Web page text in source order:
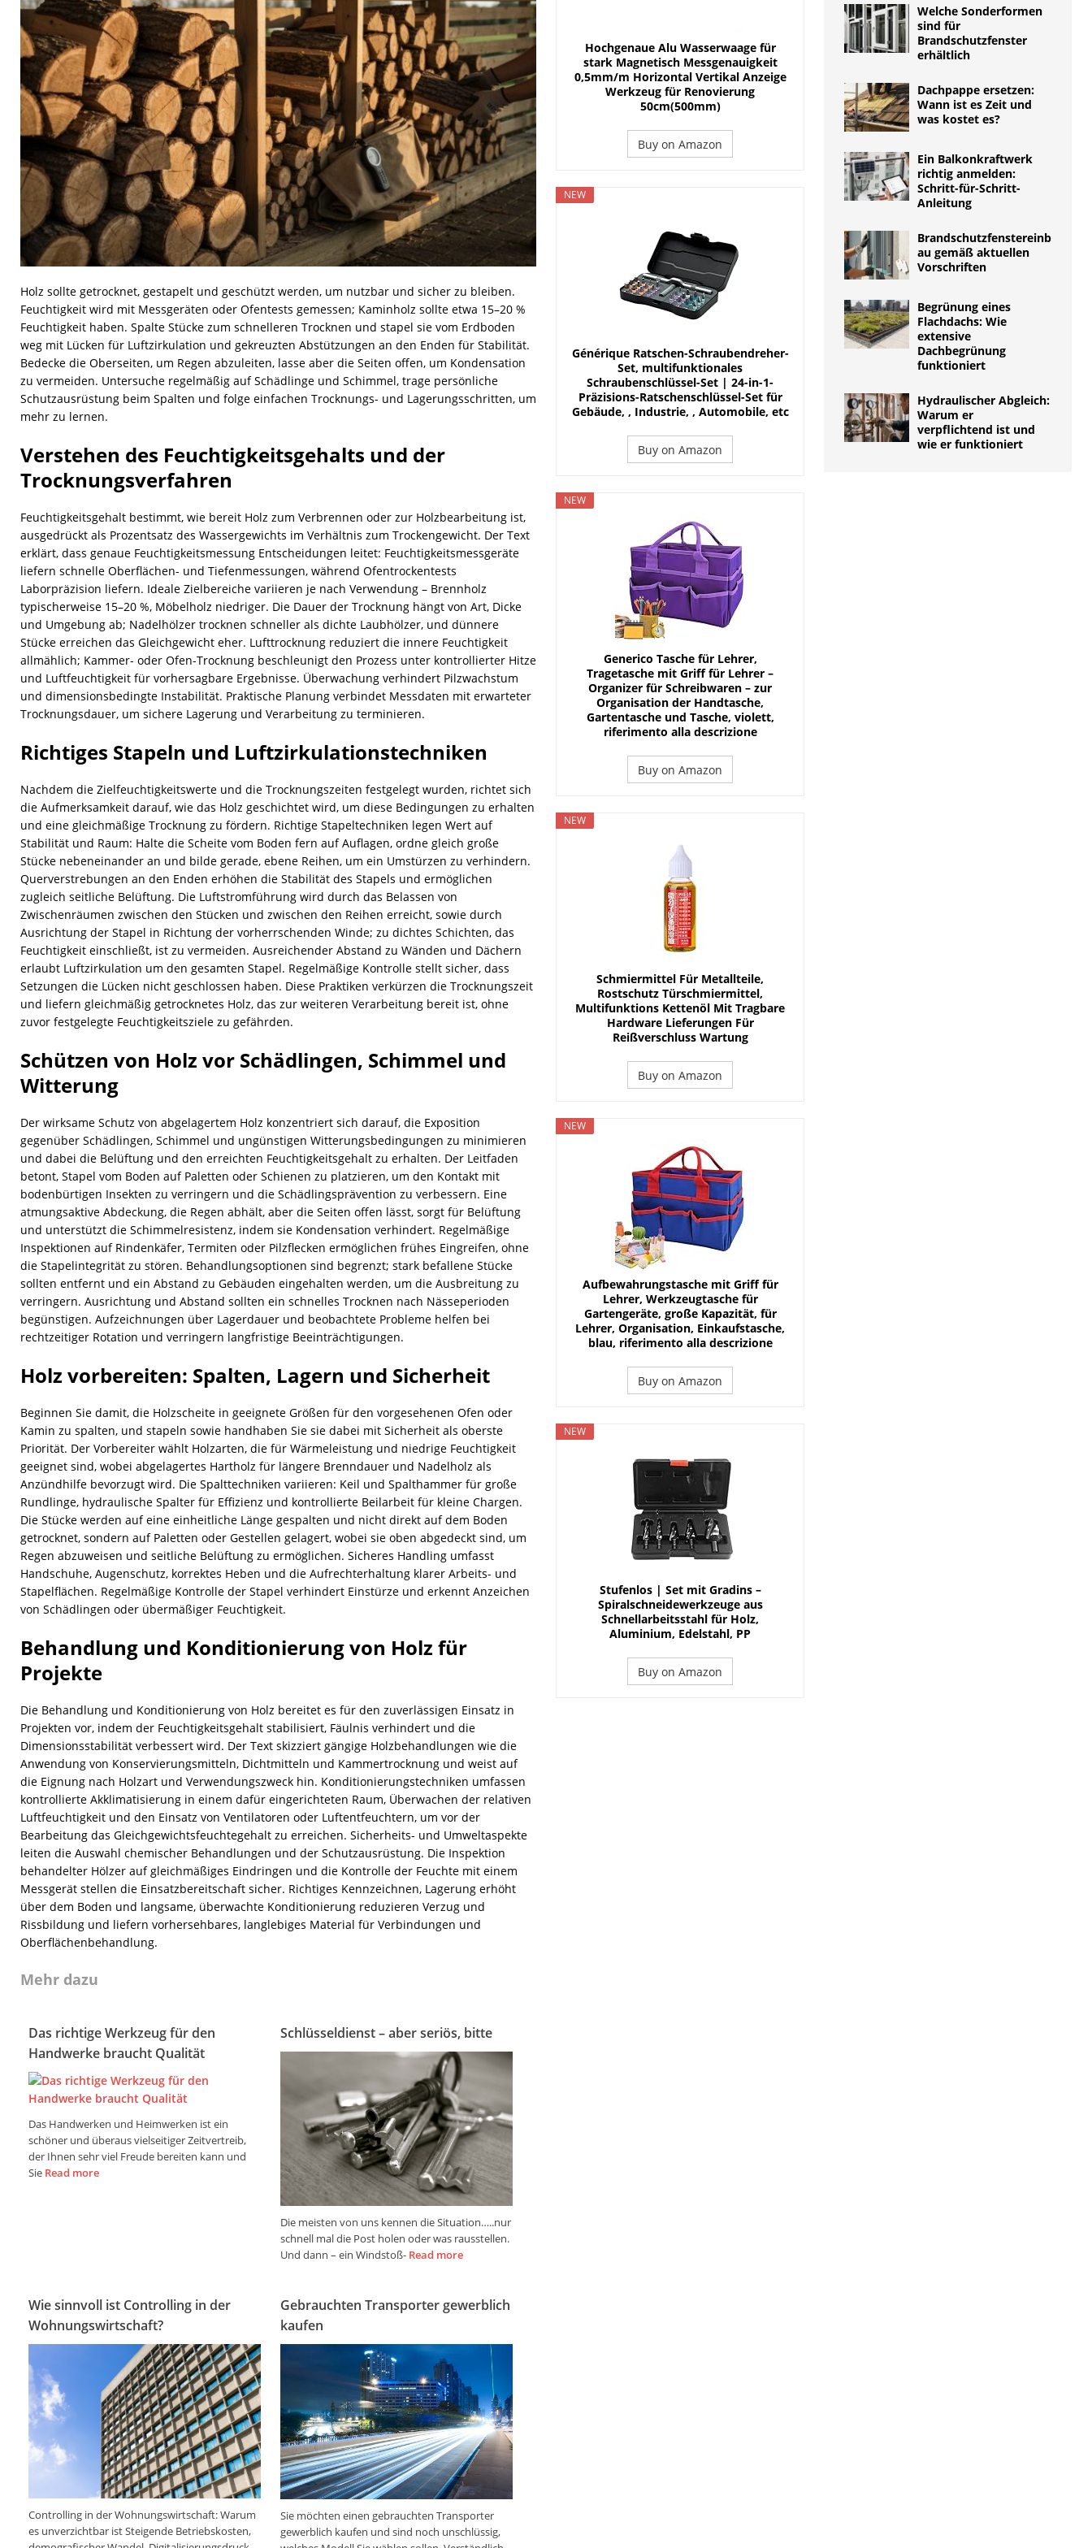
[ 15. Juli 2026 ] Photovoltaik für Einfamilienhäuser: Lohnt sich die Investition?
ENERGIE
[ 5. August 2026 ] Heimspeicher für PV-Anlagen: Welche Größe ist sinnvoll? ENERGIE
Holz sollte getrocknet, gestapelt und geschützt werden, um nutzbar und sicher zu bleiben.
Feuchtigkeit wird mit Messgeräten oder Ofentests gemessen; Kaminholz sollte etwa 15–20 %
Feuchtigkeit haben. Spalte Stücke zum schnelleren Trocknen und stapel sie vom Erdboden
weg mit Lücken für Luftzirkulation und gekreuzten Abstützungen an den Enden für Stabilität.
Bedecke die Oberseiten, um Regen abzuleiten, lasse aber die Seiten offen, um Kondensation
zu vermeiden. Untersuche regelmäßig auf Schädlinge und Schimmel, trage persönliche
Schutzausrüstung beim Spalten und folge einfachen Trocknungs- und Lagerungsschritten, um
mehr zu lernen.
Verstehen des Feuchtigkeitsgehalts und der
Trocknungsverfahren
Feuchtigkeitsgehalt bestimmt, wie bereit Holz zum Verbrennen oder zur Holzbearbeitung ist,
ausgedrückt als Prozentsatz des Wassergewichts im Verhältnis zum Trockengewicht. Der Text
erklärt, dass genaue Feuchtigkeitsmessung Entscheidungen leitet: Feuchtigkeitsmessgeräte
liefern schnelle Oberflächen- und Tiefenmessungen, während Ofentrockentests
Laborpräzision liefern. Ideale Zielbereiche variieren je nach Verwendung – Brennholz
typischerweise 15–20 %, Möbelholz niedriger. Die Dauer der Trocknung hängt von Art, Dicke
und Umgebung ab; Nadelhölzer trocknen schneller als dichte Laubhölzer, und dünnere
Stücke erreichen das Gleichgewicht eher. Lufttrocknung reduziert die innere Feuchtigkeit
allmählich; Kammer- oder Ofen-Trocknung beschleunigt den Prozess unter kontrollierter Hitze
und Luftfeuchtigkeit für vorhersagbare Ergebnisse. Überwachung verhindert Pilzwachstum
und dimensionsbedingte Instabilität. Praktische Planung verbindet Messdaten mit erwarteter
Trocknungsdauer, um sichere Lagerung und Verarbeitung zu terminieren.
Richtiges Stapeln und Luftzirkulationstechniken
Nachdem die Zielfeuchtigkeitswerte und die Trocknungszeiten festgelegt wurden, richtet sich
die Aufmerksamkeit darauf, wie das Holz geschichtet wird, um diese Bedingungen zu erhalten
und eine gleichmäßige Trocknung zu fördern. Richtige Stapeltechniken legen Wert auf
Stabilität und Raum: Halte die Scheite vom Boden fern auf Auflagen, ordne gleich große
Stücke nebeneinander an und bilde gerade, ebene Reihen, um ein Umstürzen zu verhindern.
Querverstrebungen an den Enden erhöhen die Stabilität des Stapels und ermöglichen
zugleich seitliche Belüftung. Die Luftstromführung wird durch das Belassen von
Zwischenräumen zwischen den Stücken und zwischen den Reihen erreicht, sowie durch
Ausrichtung der Stapel in Richtung der vorherrschenden Winde; zu dichtes Schichten, das
Feuchtigkeit einschließt, ist zu vermeiden. Ausreichender Abstand zu Wänden und Dächern
erlaubt Luftzirkulation um den gesamten Stapel. Regelmäßige Kontrolle stellt sicher, dass
Setzungen die Lücken nicht geschlossen haben. Diese Praktiken verkürzen die Trocknungszeit
und liefern gleichmäßig getrocknetes Holz, das zur weiteren Verarbeitung bereit ist, ohne
zuvor festgelegte Feuchtigkeitsziele zu gefährden.
Schützen von Holz vor Schädlingen, Schimmel und
Witterung
Der wirksame Schutz von abgelagertem Holz konzentriert sich darauf, die Exposition
gegenüber Schädlingen, Schimmel und ungünstigen Witterungsbedingungen zu minimieren
und dabei die Belüftung und den erreichten Feuchtigkeitsgehalt zu erhalten. Der Leitfaden
betont, Stapel vom Boden auf Paletten oder Schienen zu platzieren, um den Kontakt mit
bodenbürtigen Insekten zu verringern und die Schädlingsprävention zu verbessern. Eine
atmungsaktive Abdeckung, die Regen abhält, aber die Seiten offen lässt, sorgt für Belüftung
und unterstützt die Schimmelresistenz, indem sie Kondensation verhindert. Regelmäßige
Inspektionen auf Rindenkäfer, Termiten oder Pilzflecken ermöglichen frühes Eingreifen, ohne
die Stapelintegrität zu stören. Behandlungsoptionen sind begrenzt; stark befallene Stücke
sollten entfernt und ein Abstand zu Gebäuden eingehalten werden, um die Ausbreitung zu
verringern. Ausrichtung und Abstand sollten ein schnelles Trocknen nach Nässeperioden
begünstigen. Aufzeichnungen über Lagerdauer und beobachtete Probleme helfen bei
rechtzeitiger Rotation und verringern langfristige Beeinträchtigungen.
Holz vorbereiten: Spalten, Lagern und Sicherheit
Beginnen Sie damit, die Holzscheite in geeignete Größen für den vorgesehenen Ofen oder
Kamin zu spalten, und stapeln sowie handhaben Sie sie dabei mit Sicherheit als oberste
Priorität. Der Vorbereiter wählt Holzarten, die für Wärmeleistung und niedrige Feuchtigkeit
geeignet sind, wobei abgelagertes Hartholz für längere Brenndauer und Nadelholz als
Anzündhilfe bevorzugt wird. Die Spalttechniken variieren: Keil und Spalthammer für große
Rundlinge, hydraulische Spalter für Effizienz und kontrollierte Beilarbeit für kleine Chargen.
Die Stücke werden auf eine einheitliche Länge gespalten und nicht direkt auf dem Boden
getrocknet, sondern auf Paletten oder Gestellen gelagert, wobei sie oben abgedeckt sind, um
Regen abzuweisen und seitliche Belüftung zu ermöglichen. Sicheres Handling umfasst
Handschuhe, Augenschutz, korrektes Heben und die Aufrechterhaltung klarer Arbeits- und
Stapelflächen. Regelmäßige Kontrolle der Stapel verhindert Einstürze und erkennt Anzeichen
von Schädlingen oder übermäßiger Feuchtigkeit.
Behandlung und Konditionierung von Holz für
Projekte
Die Behandlung und Konditionierung von Holz bereitet es für den zuverlässigen Einsatz in
Projekten vor, indem der Feuchtigkeitsgehalt stabilisiert, Fäulnis verhindert und die
Dimensionsstabilität verbessert wird. Der Text skizziert gängige Holzbehandlungen wie die
Anwendung von Konservierungsmitteln, Dichtmitteln und Kammertrocknung und weist auf
die Eignung nach Holzart und Verwendungszweck hin. Konditionierungstechniken umfassen
kontrollierte Akklimatisierung in einem dafür eingerichteten Raum, Überwachen der relativen
Luftfeuchtigkeit und den Einsatz von Ventilatoren oder Luftentfeuchtern, um vor der
Bearbeitung das Gleichgewichtsfeuchtegehalt zu erreichen. Sicherheits- und Umweltaspekte
leiten die Auswahl chemischer Behandlungen und der Schutzausrüstung. Die Inspektion
behandelter Hölzer auf gleichmäßiges Eindringen und die Kontrolle der Feuchte mit einem
Messgerät stellen die Einsatzbereitschaft sicher. Richtiges Kennzeichnen, Lagerung erhöht
über dem Boden und langsame, überwachte Konditionierung reduzieren Verzug und
Rissbildung und liefern vorhersehbares, langlebiges Material für Verbindungen und
Oberflächenbehandlung.
Mehr dazu
Das richtige Werkzeug für den
Handwerke braucht Qualität
Das Handwerken und Heimwerken ist ein
schöner und überaus vielseitiger Zeitvertreib,
der Ihnen sehr viel Freude bereiten kann und
Sie Read more
Schlüsseldienst – aber seriös, bitte
Die meisten von uns kennen die Situation…..nur
schnell mal die Post holen oder was rausstellen.
Und dann – ein Windstoß- Read more
Wie sinnvoll ist Controlling in der
Wohnungswirtschaft?
Controlling in der Wohnungswirtschaft: Warum
es unverzichtbar ist Steigende Betriebskosten,
Gebrauchten Transporter gewerblich
kaufen
Sie möchten einen gebrauchten Transporter
gewerblich kaufen und sind noch unschlüssig,
Hochgenaue Alu Wasserwaage für
stark Magnetisch Messgenauigkeit
0,5mm/m Horizontal Vertikal Anzeige
Werkzeug für Renovierung
50cm(500mm)
Buy on Amazon
NEW
Générique Ratschen-Schraubendreher-
Set, multifunktionales
Schraubenschlüssel-Set | 24-in-1-
Präzisions-Ratschenschlüssel-Set für
Gebäude, , Industrie, , Automobile, etc
Buy on Amazon
NEW
Generico Tasche für Lehrer,
Tragetasche mit Griff für Lehrer –
Organizer für Schreibwaren – zur
Organisation der Handtasche,
Gartentasche und Tasche, violett,
riferimento alla descrizione
Buy on Amazon
NEW
Schmiermittel Für Metallteile,
Rostschutz Türschmiermittel,
Multifunktions Kettenöl Mit Tragbare
Hardware Lieferungen Für
Reißverschluss Wartung
Buy on Amazon
NEW
Aufbewahrungstasche mit Griff für
Lehrer, Werkzeugtasche für
Gartengeräte, große Kapazität, für
Lehrer, Organisation, Einkaufstasche,
blau, riferimento alla descrizione
Buy on Amazon
NEW
Stufenlos | Set mit Gradins –
Spiralschneidewerkzeuge aus
Schnellarbeitsstahl für Holz,
Aluminium, Edelstahl, PP
Buy on Amazon
Welche Sonderformen
sind für
Brandschutzfenster
erhältlich
Dachpappe ersetzen:
Wann ist es Zeit und
was kostet es?
Ein Balkonkraftwerk
richtig anmelden:
Schritt-für-Schritt-
Anleitung
Brandschutzfenstereinb
au gemäß aktuellen
Vorschriften
Begrünung eines
Flachdachs: Wie
extensive
Dachbegrünung
funktioniert
Hydraulischer Abgleich:
Warum er
verpflichtend ist und
wie er funktioniert